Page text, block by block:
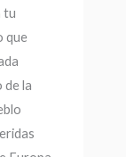
tu
que
de la